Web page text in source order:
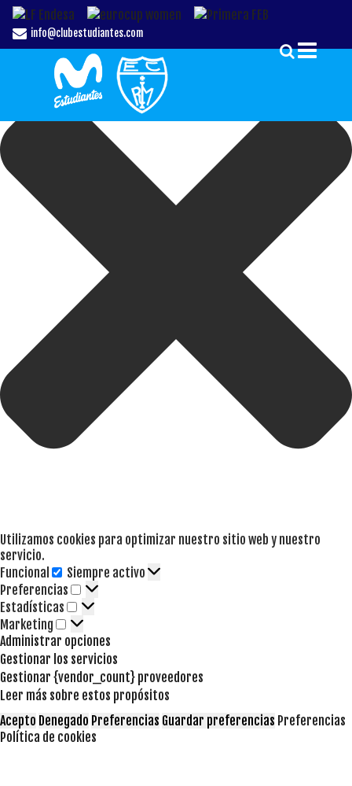
Gestionar el Consentimiento de las Cookies
Utilizamos cookies para optimizar nuestro sitio web y nuestro
servicio.
Funcional
Funcional
Siempre activo
Preferencias
Preferencias
Estadísticas Estadísticas
Marketing Marketing
Administrar opciones
Gestionar los servicios
Gestionar {vendor_count} proveedores
Leer más sobre estos propósitos
Acepto Denegado Preferencias Guardar preferencias Preferencias
Política de cookies
info@clubestudiantes.com